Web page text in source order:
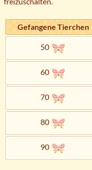
Gefangene Tierchen
50
60
70
80
90